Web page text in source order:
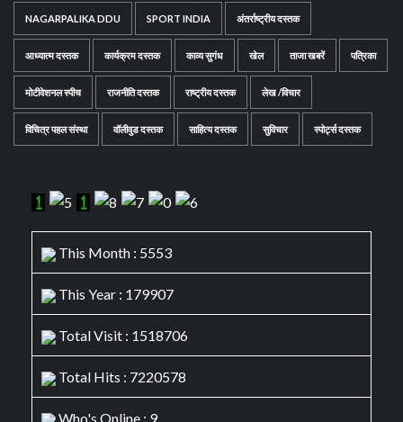
NAGARPALIKA DDU SPORT INDIA अंतर्राष्ट्रीय दस्तक
आध्यात्म दस्तक कार्यक्रम दस्तक काव्य सुगंध खेल ताजा खबरें पत्रिका
मोटीवेशनल स्पीच राजनीति दस्तक राष्ट्रीय दस्तक लेख /विचार
विचित्र पहल संस्था वॉलीवुड दस्तक साहित्य दस्तक सुविचार स्पोर्ट्स दस्तक
This Month : 5553
This Year : 179907
Total Visit : 1518706
Total Hits : 7220578
Who's Online : 9